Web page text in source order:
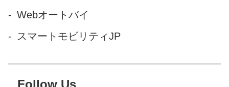
Webオートバイ
スマートモビリティJP